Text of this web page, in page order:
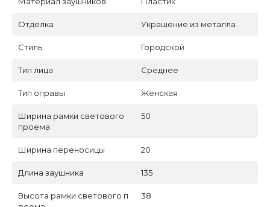
Отделка Украшение из металла
Стиль Городской
Тип лица Среднее
Тип оправы Женская
Ширина рамки светового
проема
50
Ширина переносицы 20
Длина заушника 135
Высота рамки светового п
38